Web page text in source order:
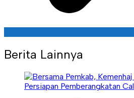
Berita Lainnya